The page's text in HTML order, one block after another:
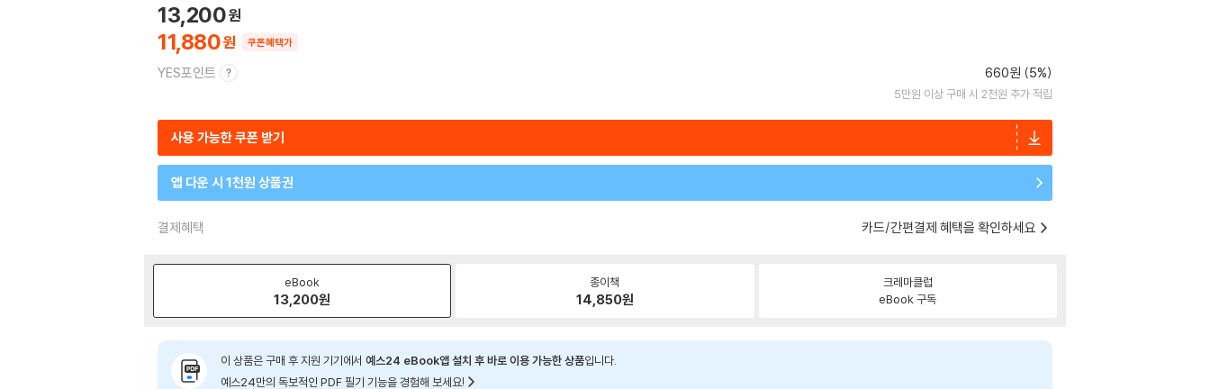
11,880
13,200
쿠폰혜택가
YES포인트 660원 (5%)
5만원 이상 구매 시 2천원 추가 적립
사용 가능한 쿠폰 받기
앱 다운 시 1천원 상품권
결제혜택 카드/간편결제 혜택을 확인하세요
eBook
13,200원
종이책
14,850원
크레마클럽
eBook 구독
이 상품은 구매 후 지원 기기에서 예스24 eBook앱 설치 후 바로 이용 가능한 상품입니다.
예스24만의 독보적인 PDF 필기 기능을 경험해 보세요!